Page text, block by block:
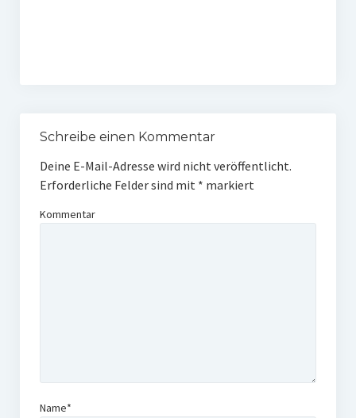
Schreibe einen Kommentar
Deine E-Mail-Adresse wird nicht veröffentlicht.
Erforderliche Felder sind mit * markiert
Kommentar
Name*